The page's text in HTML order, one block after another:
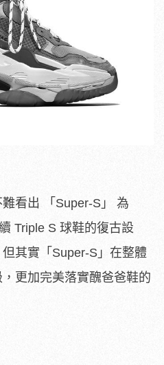
看出 「Super-S」 為
Triple S 球鞋的復古設
其實「Super-S」在整體
更加完美落實醜爸爸鞋的